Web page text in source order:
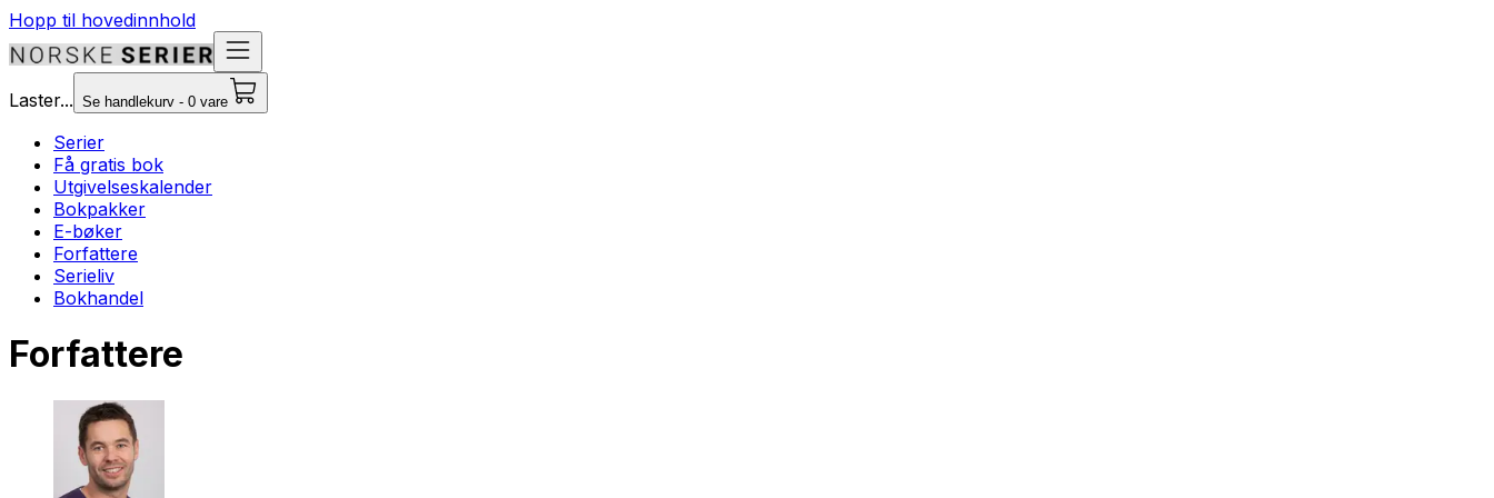
Hopp til hovedinnhold
Laster... Se handlekurv - 0 vare
Serier
Få gratis bok
Utgivelseskalender
Bokpakker
E-bøker
Forfattere
Serieliv
Bokhandel
Forfattere